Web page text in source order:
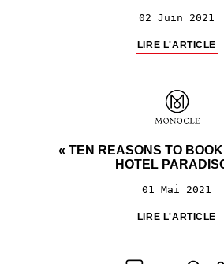
02 Juin 2021
LIRE L'ARTICLE
« TEN REASONS TO
HOTEL
01 Mai 2021
LIRE L'ARTICLE